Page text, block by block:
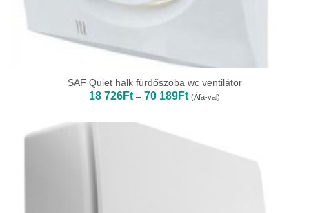
SAF Quiet halk fürdőszoba wc ventilátor
18 726Ft – 70 189FtÁrtartomány:
18
189Ft
(Áfa-val)